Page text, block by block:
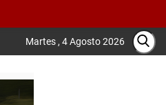
Martes , 4 Agosto 2026